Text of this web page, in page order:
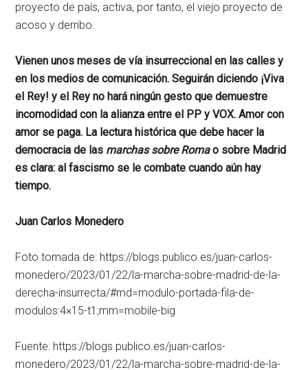
proyecto de país, activa, por tanto, el viejo proyecto de
acoso y derribo.
Vienen unos meses de vía insurreccional en las calles y
en los medios de comunicación. Seguirán diciendo ¡Viva
el Rey! y el Rey no hará ningún gesto que demuestre
incomodidad con la alianza entre el PP y VOX. Amor con
amor se paga. La lectura histórica que debe hacer la
democracia de las marchas sobre Romao sobre Madrid
es clara: al fascismo se le combate cuando aún hay
tiempo.
Juan Carlos Monedero
Foto tomada de: https://blogs.publico.es/juan-carlos-
monedero/2023/01/22/la-marcha-sobre-madrid-de-la-
derecha-insurrecta/#md=modulo-portada-fila-de-
modulos:4×15-t1;mm=mobile-big
Fuente: https://blogs.publico.es/juan-carlos-
monedero/2023/01/22/la-marcha-sobre-madrid-de-la-